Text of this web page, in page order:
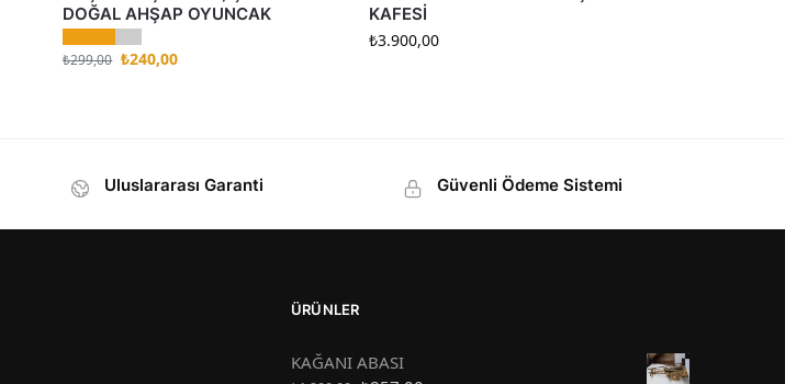
DOĞAL AHŞAP OYUNCAK
₺299,00 ₺240,00
KAFESİ
₺3.900,00
Uluslararası Garanti Güvenli Ödeme Sistemi
ÜRÜNLER
KAĞANI ABASI